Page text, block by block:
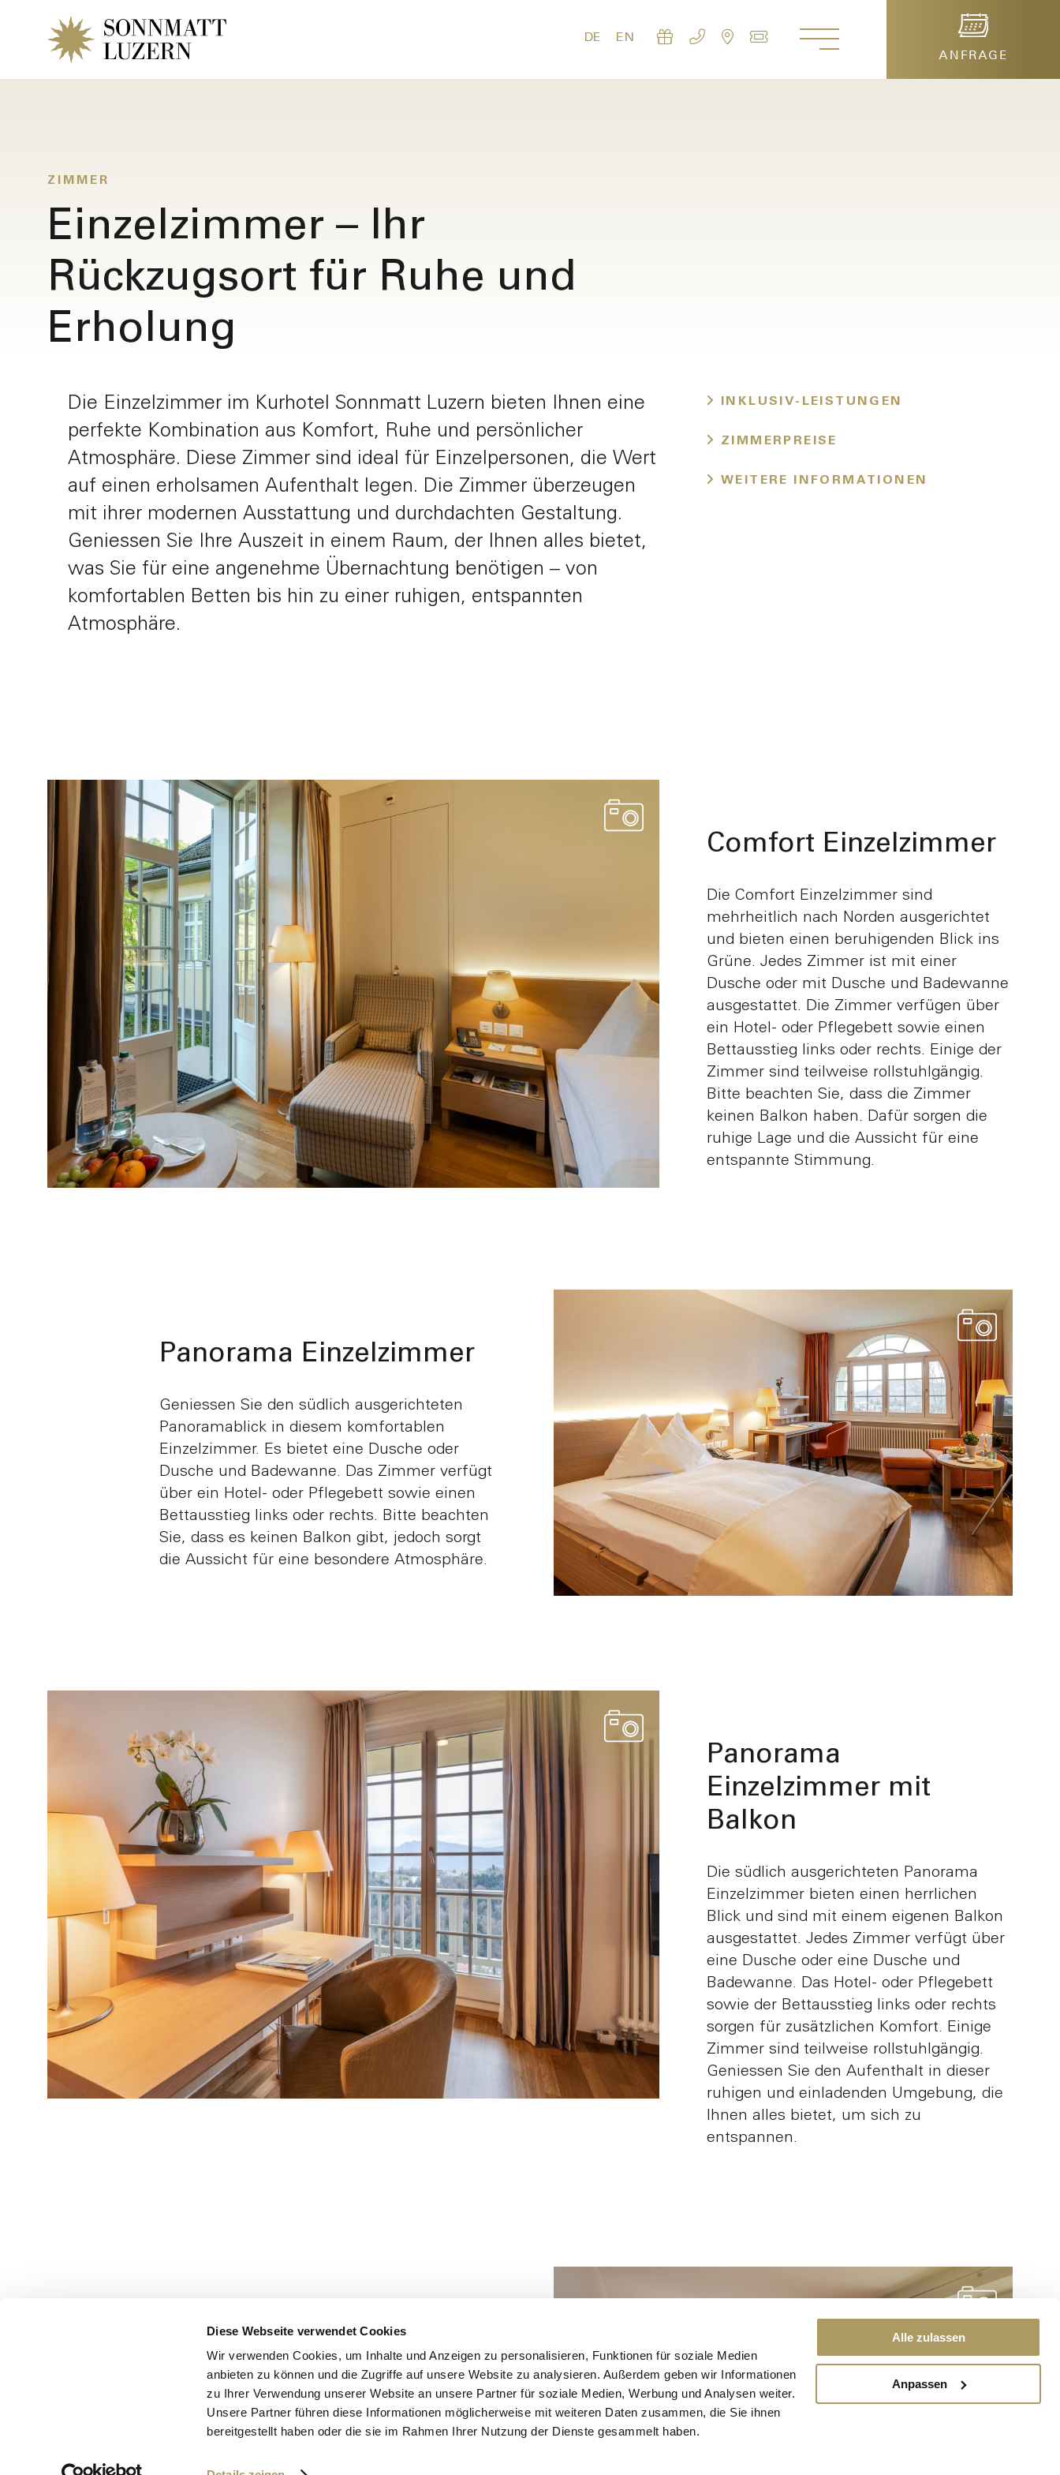
Diese Webseite verwendet Cookies
Wir verwenden Cookies, um Inhalte und Anzeigen zu personalisieren, Funktionen für soziale Medien
anbieten zu können und die Zugriffe auf unsere Website zu analysieren. Außerdem geben wir Informationen
zu Ihrer Verwendung unserer Website an unsere Partner für soziale Medien, Werbung und Analysen weiter.
Unsere Partner führen diese Informationen möglicherweise mit weiteren Daten zusammen, die Sie ihnen
bereitgestellt haben oder die sie im Rahmen Ihrer Nutzung der Dienste gesammelt haben.
Alle zulassen
Anpassen
DE EN
ANFRAGE
Zimmer anfragen
Impressionen Standort
ZIMMER
Einzelzimmer – Ihr
Rückzugsort für Ruhe und
Erholung
Die Einzelzimmer im Kurhotel Sonnmatt Luzern bieten Ihnen eine
perfekte Kombination aus Komfort, Ruhe und persönlicher
Atmosphäre. Diese Zimmer sind ideal für Einzelpersonen, die Wert
auf einen erholsamen Aufenthalt legen. Die Zimmer überzeugen
mit ihrer modernen Ausstattung und durchdachten Gestaltung.
Geniessen Sie Ihre Auszeit in einem Raum, der Ihnen alles bietet,
was Sie für eine angenehme Übernachtung benötigen – von
komfortablen Betten bis hin zu einer ruhigen, entspannten
Atmosphäre.
INKLUSIV-LEISTUNGEN
ZIMMERPREISE
WEITERE INFORMATIONEN
Comfort Einzelzimmer
Die Comfort Einzelzimmer sind
mehrheitlich nach Norden ausgerichtet
und bieten einen beruhigenden Blick ins
Grüne. Jedes Zimmer ist mit einer
Dusche oder mit Dusche und Badewanne
ausgestattet. Die Zimmer verfügen über
ein Hotel- oder Pflegebett sowie einen
Bettausstieg links oder rechts. Einige der
Zimmer sind teilweise rollstuhlgängig.
Bitte beachten Sie, dass die Zimmer
keinen Balkon haben. Dafür sorgen die
ruhige Lage und die Aussicht für eine
entspannte Stimmung.
Panorama Einzelzimmer
Geniessen Sie den südlich ausgerichteten
Panoramablick in diesem komfortablen
Einzelzimmer. Es bietet eine Dusche oder
Dusche und Badewanne. Das Zimmer verfügt
über ein Hotel- oder Pflegebett sowie einen
Bettausstieg links oder rechts. Bitte beachten
Sie, dass es keinen Balkon gibt, jedoch sorgt
die Aussicht für eine besondere Atmosphäre.
Panorama
Einzelzimmer mit
Balkon
Die südlich ausgerichteten Panorama
Einzelzimmer bieten einen herrlichen
Blick und sind mit einem eigenen Balkon
ausgestattet. Jedes Zimmer verfügt über
eine Dusche oder eine Dusche und
Badewanne. Das Hotel- oder Pflegebett
sowie der Bettausstieg links oder rechts
sorgen für zusätzlichen Komfort. Einige
Zimmer sind teilweise rollstuhlgängig.
Geniessen Sie den Aufenthalt in dieser
ruhigen und einladenden Umgebung, die
Ihnen alles bietet, um sich zu
entspannen.
Panorama Superior
Geniessen Sie höchsten Komfort in unseren
Panorama Superior Zimmern mit südlicher
Ausrichtung und einem herrlichen Ausblick. Die
Entspannung pur. Die Zimmer sind mit einer